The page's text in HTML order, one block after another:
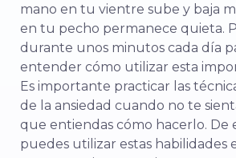
mano en tu vientre sube y baja
en tu pecho permanece quieta.
durante unos minutos cada día
entender cómo utilizar esta
Es importante practicar las
de la ansiedad cuando no te
que entiendas cómo hacerlo. De
puedes utilizar estas habilidades